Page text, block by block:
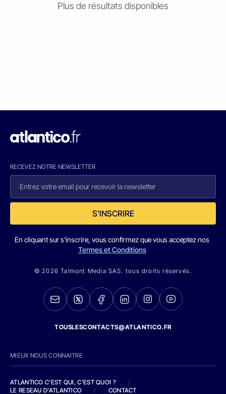
Plus de résultats disponibles
RECEVEZ NOTRE NEWSLETTER
S'INSCRIRE
En cliquant sur s'inscrire, vous confirmez que vous acceptez nos
Termes et Conditions
© 2026 Talmont Media SAS. tous droits réservés.
TOUSLESCONTACTS@ATLANTICO.FR
MIEUX NOUS CONNAITRE
ATLANTICO C'EST QUI, C'EST QUOI ?
/
LE RESEAU D'ATLANTICO
/ CONTACT